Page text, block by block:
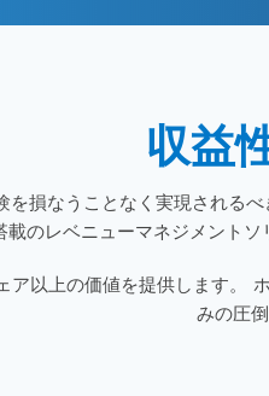
収益
を損なうことなく実現される
のレベニューマネジメントソ
ア以上の価値を提供します。
みの圧